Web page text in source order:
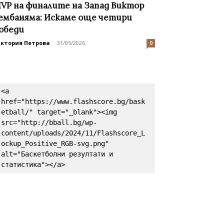
на финалите на Запад Виктор
Искаме още четири
Петрова - 31/05/2026 0
<a
href="https://www.flashscore.bg/bask
etball/" target="_blank"><img
src="http://bball.bg/wp-
content/uploads/2024/11/Flashscore_L
ockup_Positive_RGB-svg.png"
alt="Баскетболни резултати и
статистика"></a>